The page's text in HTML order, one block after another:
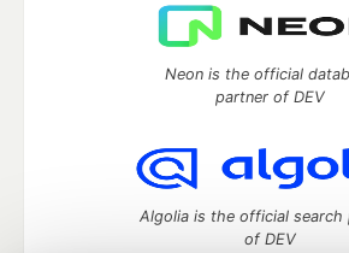
Neon is the official
partner of DEV
Algolia is the official search
of DEV